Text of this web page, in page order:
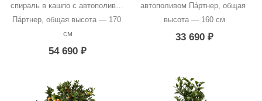
спираль в кашпо с автополивом
Пáртнер, общая высота — 170
см
54 690₽
автополивом Пáртнер, общая
высота — 160 см
33 690 ₽